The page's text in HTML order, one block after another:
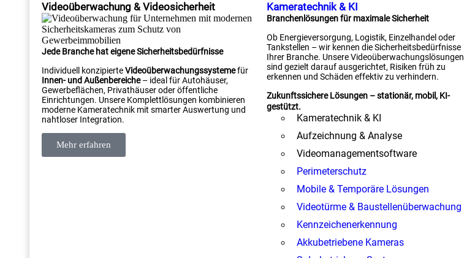
Videoüberwachung & Videosicherheit
Jede Branche hat eigene Sicherheitsbedürfnisse
Individuell konzipierteVideoüberwachungssystemefür
Innen- und Außenbereiche– ideal für Autohäuser,
Gewerbeflächen, Privathäuser oder öffentliche
Einrichtungen. Unsere Komplettlösungen kombinieren
moderne Kameratechnik mit smarter Auswertung und
nahtloser Integration.
Mehr erfahren
Kameratechnik & KI
Branchenlösungen für maximale Sicherheit
Ob Energieversorgung, Logistik, Einzelhandel oder
Tankstellen – wir kennen die Sicherheitsbedürfnisse
Ihrer Branche. Unsere Videoüberwachungslösungen
sind gezielt darauf ausgerichtet, Risiken früh zu
erkennen und Schäden effektiv zu verhindern.
Zukunftssichere Lösungen – stationär, mobil, KI-
gestützt.
Kameratechnik & KI
Aufzeichnung & Analyse
Videomanagementsoftware
Perimeterschutz
Mobile & Temporäre Lösungen
Videotürme & Baustellenüberwachung
Kennzeichenerkennung
Akkubetriebene Kameras